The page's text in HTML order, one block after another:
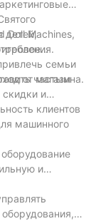
Doll Machines,
детей,
семьи
от магазина.
частым
и
клиентов
машинного
и